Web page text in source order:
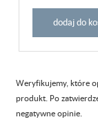
dodaj do
Weryfikujemy, które
produkt. Po
negatywne opinie.